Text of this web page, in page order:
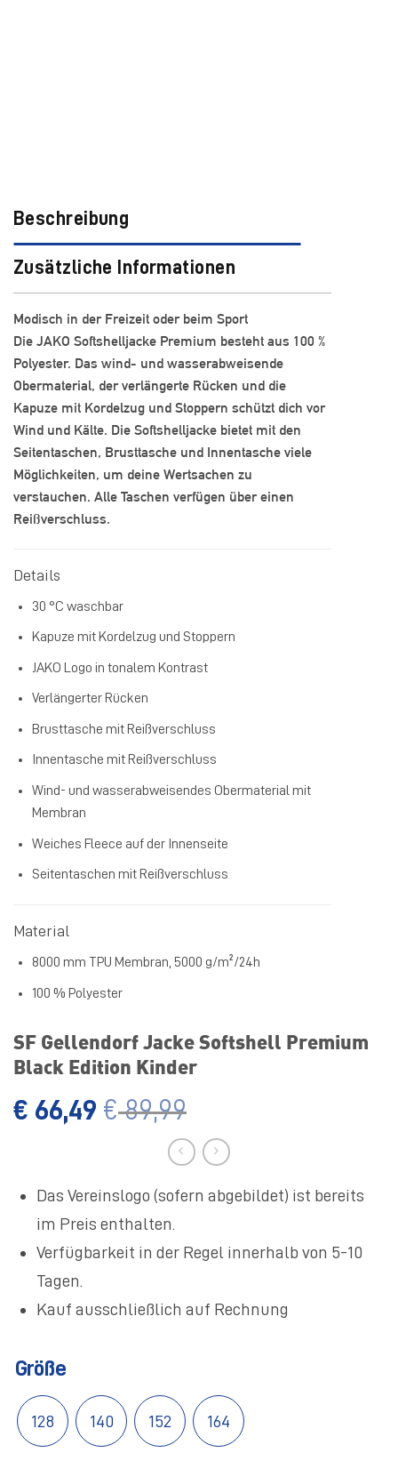
Beschreibung
Zusätzliche Informationen
Modisch in der Freizeit oder beim Sport
Die JAKO Softshelljacke Premium besteht aus 100 %
Polyester. Das wind- und wasserabweisende
Obermaterial, der verlängerte Rücken und die
Kapuze mit Kordelzug und Stoppern schützt dich vor
Wind und Kälte. Die Softshelljacke bietet mit den
Seitentaschen, Brusttasche und Innentasche viele
Möglichkeiten, um deine Wertsachen zu
verstauchen. Alle Taschen verfügen über einen
Reißverschluss.
Details
30 °C waschbar
Kapuze mit Kordelzug und Stoppern
JAKO Logo in tonalem Kontrast
Verlängerter Rücken
Brusttasche mit Reißverschluss
Innentasche mit Reißverschluss
Wind- und wasserabweisendes Obermaterial mit
Membran
Weiches Fleece auf der Innenseite
Seitentaschen mit Reißverschluss
Material
8000 mm TPU Membran, 5000 g/m²/24h
100 % Polyester
SF Gellendorf Jacke Softshell Premium
Black Edition Kinder
€ 66,49 €89,99
Das Vereinslogo (sofern abgebildet) ist bereits
im Preis enthalten.
Verfügbarkeit in der Regel innerhalb von 5-10
Tagen.
Kauf ausschließlich auf Rechnung
Größe
128 140 152 164